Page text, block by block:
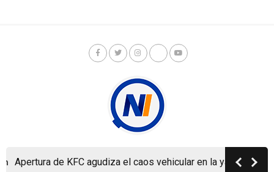
Apertura de KFC agudiza el caos vehicular en la ya colapsada